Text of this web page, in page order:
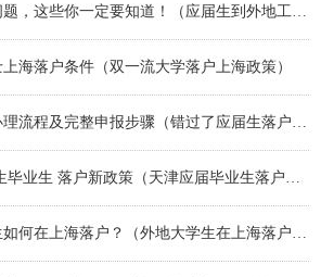
海落户条件（双一流大学落户上海政策）